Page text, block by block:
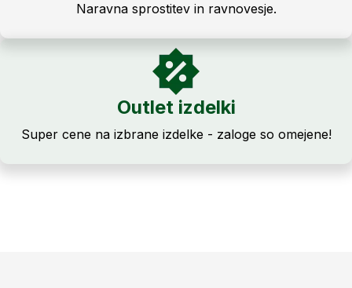
Naravna sprostitev in ravnovesje.
Outlet izdelki
Super cene na izbrane izdelke - zaloge so omejene!